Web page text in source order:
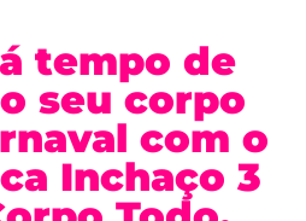
tempo de
seu corpo
com o
Inchaço 3